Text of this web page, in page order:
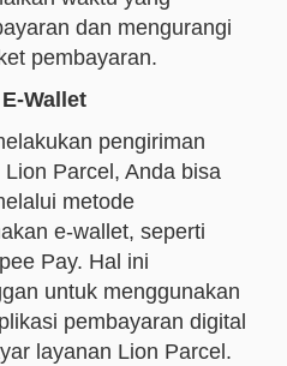
dan mengurangi
pembayaran.
Wallet
pengiriman
Parcel, Anda bisa
metode
e-wallet, seperti
Pay. Hal ini
untuk menggunakan
pembayaran digital
layanan Lion Parcel.